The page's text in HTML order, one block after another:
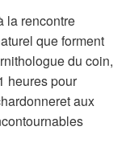
la rencontre
que forment
du coin,
heures pour
aux